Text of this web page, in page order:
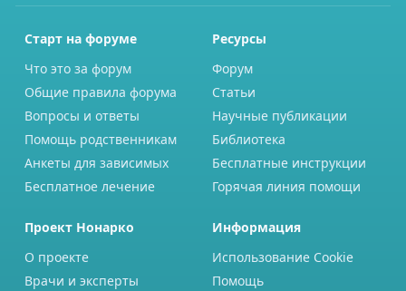
Старт на форуме
Что это за форум
Общие правила форума
Вопросы и ответы
Помощь родственникам
Анкеты для зависимых
Бесплатное лечение
Ресурсы
Форум
Статьи
Научные публикации
Библиотека
Бесплатные инструкции
Горячая линия помощи
Проект Нонарко
О проекте
Врачи и эксперты
Информация
Использование Cookie
Помощь